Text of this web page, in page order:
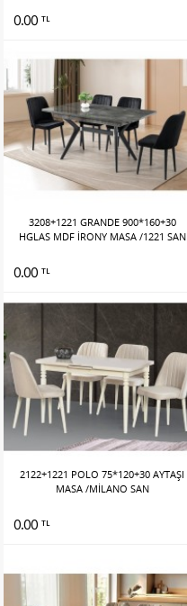
0.00 TL
3208+1221 GRANDE 900*160+30
HGLAS MDF İRONY MASA /1221 SAN
0.00 TL
2122+1221 POLO 75*120+30 AYTAŞI
MASA /MİLANO SAN
0.00 TL